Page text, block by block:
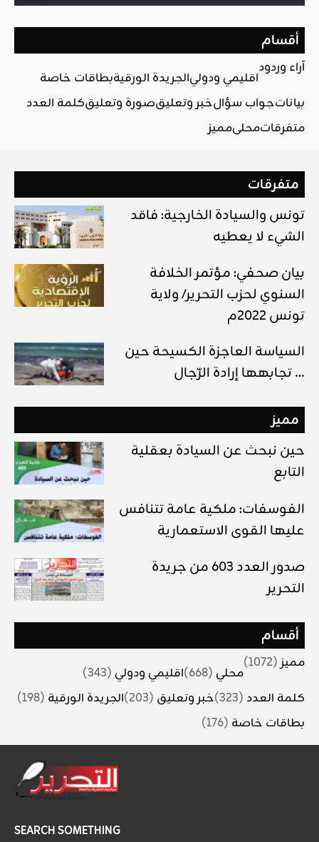
أقسام
آراء وردود
اقليمي ودوليالجريدة الورقيةبطاقات خاصة
بياناتجواب سؤالخبر وتعليقصورة وتعليقكلمة العدد
متفرقاتمحليمميز
متفرقات
تونس والسيادة الخارجية: فاقد
الشيء لا يعطيه
بيان صحفي: مؤتمر الخلافة
السنوي لحزب التحرير/ ولاية
تونس 2022م
السياسة العاجزة الكسيحة حين
تجابهها إرادة الرّجال …
مميز
حين نبحث عن السيادة بعقلية
التابع
الفوسفات: ملكية عامة تتنافس
عليها القوى الاستعمارية
صدور العدد 603 من جريدة
التحرير
أقسام
مميز(1072)
محلي (668) اقليمي ودولي (343)
كلمة العدد (323) خبر وتعليق (203) الجريدة الورقية (198)
بطاقات خاصة (176)
SEARCH SOMETHING